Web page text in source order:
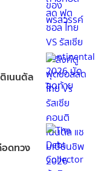
เนนตัล
อดทวง